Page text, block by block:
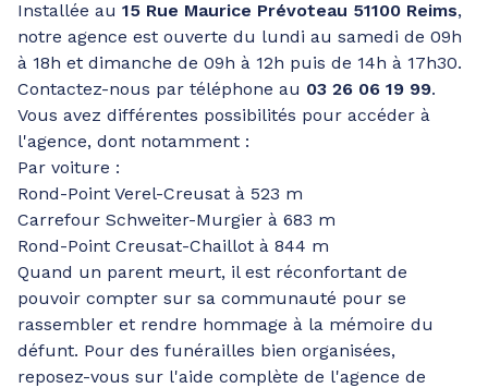
Installée au 15 Rue Maurice Prévoteau 51100 Reims,
notre agence est ouverte du lundi au samedi de 09h
à 18h et dimanche de 09h à 12h puis de 14h à 17h30.
Contactez-nous par téléphone au 03 26 06 19 99.
Vous avez différentes possibilités pour accéder à
l'agence, dont notamment :
Par voiture :
Rond-Point Verel-Creusat à 523 m
Carrefour Schweiter-Murgier à 683 m
Rond-Point Creusat-Chaillot à 844 m
Quand un parent meurt, il est réconfortant de
pouvoir compter sur sa communauté pour se
rassembler et rendre hommage à la mémoire du
défunt. Pour des funérailles bien organisées,
reposez-vous sur l'aide complète de l'agence de